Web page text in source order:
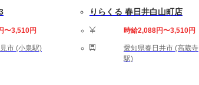
〜3,510円
市 (小泉駅)
りらくる 春日井白山町店
時給2,088円〜3,510円
愛知県春日井市 (高蔵寺
駅)